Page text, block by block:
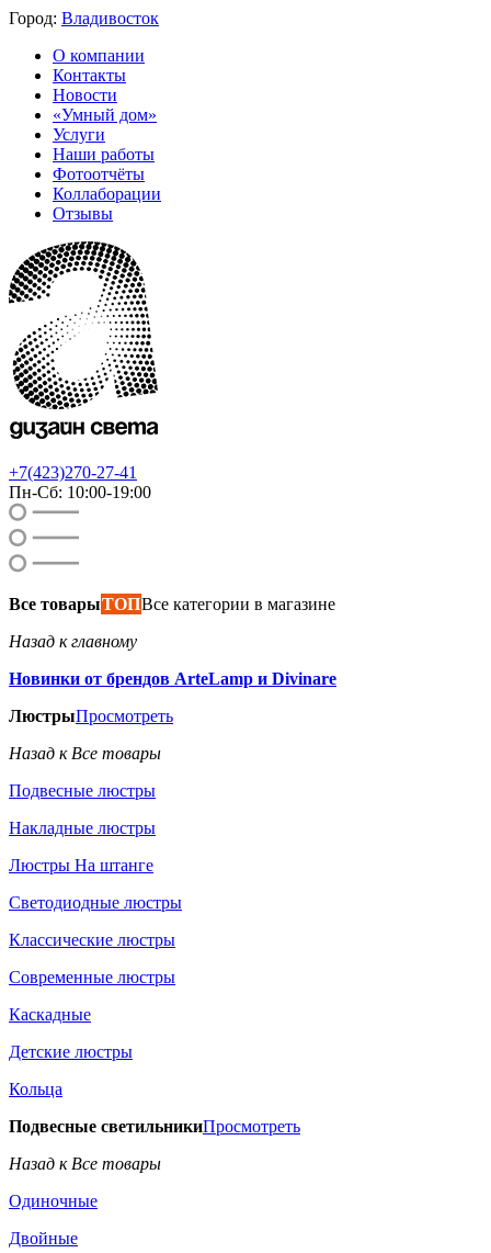
Город: Владивосток
О компании
Контакты
Новости
«Умный дом»
Услуги
Наши работы
Фотоотчёты
Коллаборации
Отзывы
+7(423)270-27-41
Пн-Сб: 10:00-19:00
Все товарыТОПВсе категории в магазине
Назад к главному
Новинки от брендов ArteLamp и Divinare
ЛюстрыПросмотреть
Назад к Все товары
Подвесные люстры
Накладные люстры
Люстры На штанге
Светодиодные люстры
Классические люстры
Современные люстры
Каскадные
Детские люстры
Кольца
Подвесные светильникиПросмотреть
Назад к Все товары
Одиночные
Двойные